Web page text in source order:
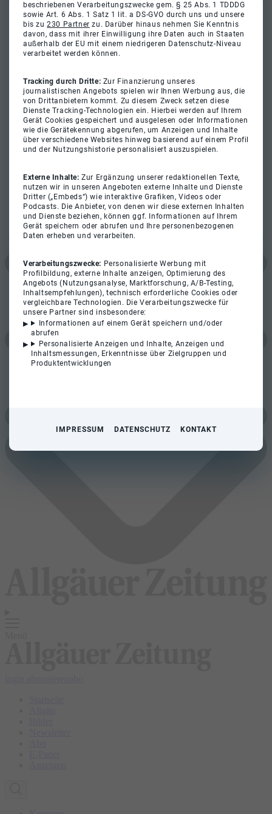
beschriebenen Verarbeitungszwecke gem. § 25 Abs. 1 TDDDG
sowie Art. 6 Abs. 1 Satz 1 lit. a DS-GVO durch uns und unsere
bis zu230 Partner zu. Darüber hinaus nehmen Sie Kenntnis
davon, dass mit ihrer Einwilligung ihre Daten auch in Staaten
außerhalb der EU mit einem niedrigeren Datenschutz-Niveau
verarbeitet werden können.
Tracking durch Dritte: Zur Finanzierung unseres
journalistischen Angebots spielen wir Ihnen Werbung aus, die
von Drittanbietern kommt. Zu diesem Zweck setzen diese
Dienste Tracking-Technologien ein. Hierbei werden auf Ihrem
Gerät Cookies gespeichert und ausgelesen oder Informationen
wie die Gerätekennung abgerufen, um Anzeigen und Inhalte
über verschiedene Websites hinweg basierend auf einem Profil
und der Nutzungshistorie personalisiert auszuspielen.
Externe Inhalte:Zur Ergänzung unserer redaktionellen Texte,
nutzen wir in unseren Angeboten externe Inhalte und Dienste
Dritter („Embeds“) wie interaktive Grafiken, Videos oder
Podcasts. Die Anbieter, von denen wir diese externen Inhalten
und Dienste beziehen, können ggf. Informationen auf Ihrem
Gerät speichern oder abrufen und Ihre personenbezogenen
Daten erheben und verarbeiten.
Verarbeitungszwecke: Personalisierte Werbung mit
Profilbildung, externe Inhalte anzeigen, Optimierung des
Angebots (Nutzungsanalyse, Marktforschung, A/B-Testing,
Inhaltsempfehlungen), technisch erforderliche Cookies oder
vergleichbare Technologien. Die Verarbeitungszwecke für
unsere Partner sind insbesondere:
Informationen auf einem Gerät speichern und/oder
abrufen
Personalisierte Anzeigen und Inhalte, Anzeigen und
Inhaltsmessungen, Erkenntnisse über Zielgruppen und
Produktentwicklungen
IMPRESSUM DATENSCHUTZ KONTAKT